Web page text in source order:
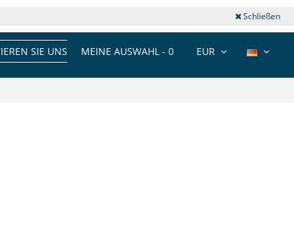
Schließen
EUR
MEINE AUSWAHL - 0
SIE UNS